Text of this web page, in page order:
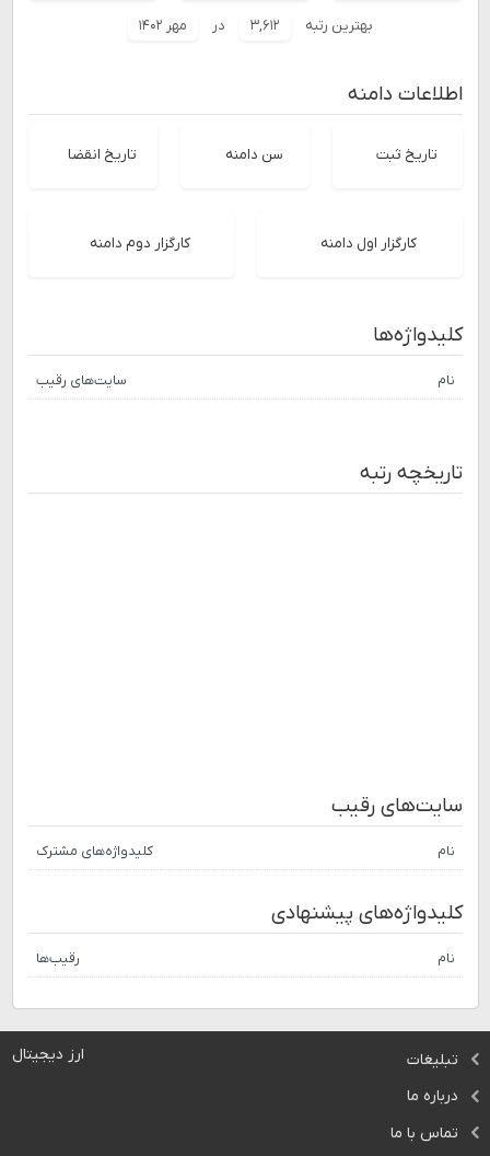
بهترین رتبه ۳,۶۱۲ در مهر ۱۴۰۲
اطلاعات دامنه
تاریخ ثبت سن دامنه تاریخ انقضا
کارگزار اول دامنه کارگزار دوم دامنه
کلیدواژه‌ها
نام سایت‌های رقیب
تاریخچه رتبه
سایت‌های رقیب
نام کلیدواژه‌های مشترک
کلیدواژه‌های پیشنهادی
نام رقیب‌ها
ارز دیجیتال
تبلیغات
درباره ما
تماس با ما